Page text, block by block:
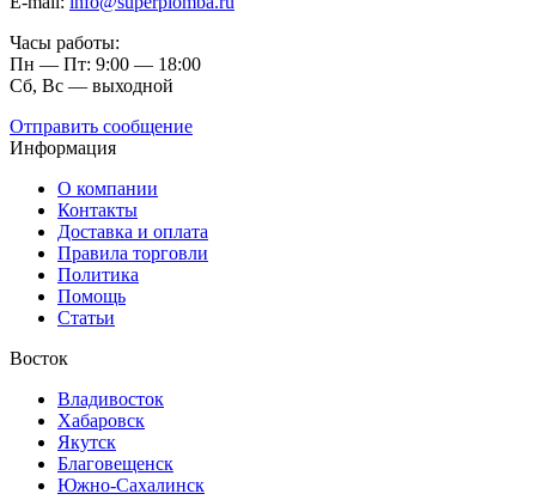
Часы работы:
Пн — Пт: 9:00 — 18:00
Сб, Вc — выходной
Отправить сообщение
Информация
О компании
Контакты
Доставка и оплата
Правила торговли
Политика
Помощь
Статьи
Восток
Владивосток
Хабаровск
Якутск
Благовещенск
Южно-Сахалинск